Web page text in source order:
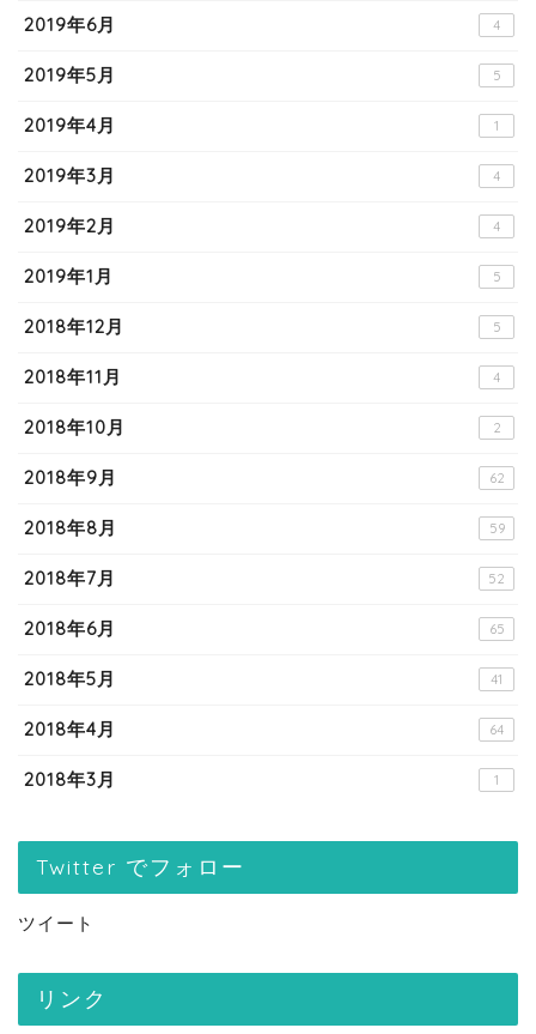
2019年6月 4
2019年5月 5
2019年4月 1
2019年3月 4
2019年2月 4
2019年1月 5
2018年12月 5
2018年11月 4
2018年10月 2
2018年9月 62
2018年8月 59
2018年7月 52
2018年6月 65
2018年5月 41
2018年4月 64
2018年3月 1
Twitter でフォロー
ツイート
リンク